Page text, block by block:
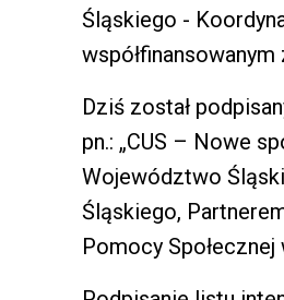
Śląskiego -
Dziś został
pn.: „CUS – Nowe
Województwo
Śląskiego,
Pomocy